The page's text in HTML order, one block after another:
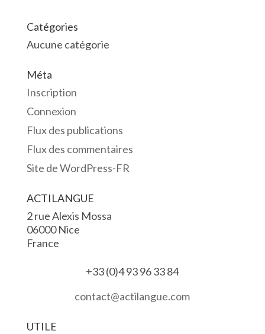
Catégories
Aucune catégorie
Méta
Inscription
Connexion
Flux des publications
Flux des commentaires
Site de WordPress-FR
ACTILANGUE
2 rue Alexis Mossa
06000 Nice
France
+33 (0)4 93 96 33 84
contact@actilangue.com
UTILE